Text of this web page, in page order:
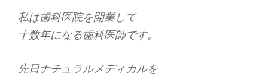
私は歯科医院を開業して
十数年になる歯科医師です。
先日ナチュラルメディカルを